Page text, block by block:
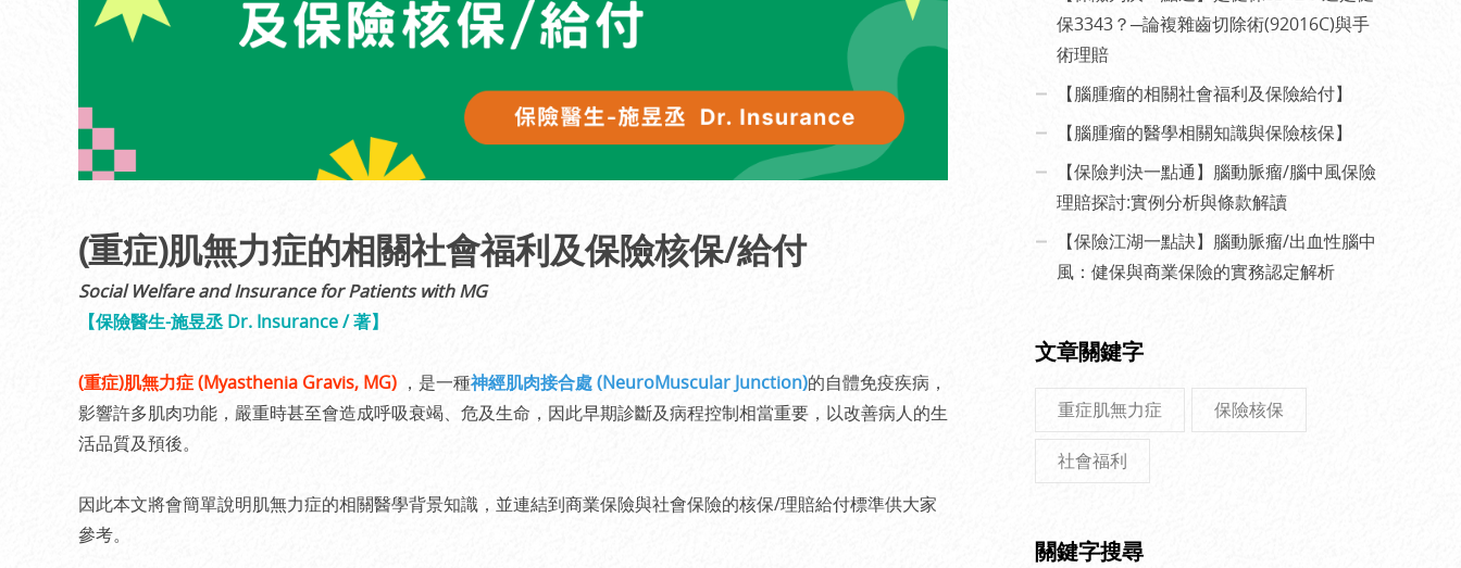
(重症)肌無力症的相關社會福利及保險核保/給付
Social Welfare and Insurance for Patients with MG
【保險醫生-施昱丞 Dr. Insurance / 著】
(重症)肌無力症 (Myasthenia Gravis, MG) ，是一種神經肌肉接合處 (NeuroMuscular Junction)的自體免疫疾病，
影響許多肌肉功能，嚴重時甚至會造成呼吸衰竭、危及生命，因此早期診斷及病程控制相當重要，以改善病人的生
活品質及預後。
因此本文將會簡單說明肌無力症的相關醫學背景知識，並連結到商業保險與社會保險的核保/理賠給付標準供大家
參考。
保3343？─論複雜齒切除術(92016C)與手
術理賠
【腦腫瘤的相關社會福利及保險給付】
【腦腫瘤的醫學相關知識與保險核保】
【保險判決一點通】腦動脈瘤/腦中風保險
理賠探討:實例分析與條款解讀
【保險江湖一點訣】腦動脈瘤/出血性腦中
風：健保與商業保險的實務認定解析
文章關鍵字
重症肌無力症 保險核保
社會福利
關鍵字搜尋